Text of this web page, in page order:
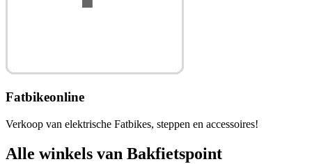
Fatbikeonline
Verkoop van elektrische Fatbikes, steppen en accessoires!
Alle winkels van Bakfietspoint